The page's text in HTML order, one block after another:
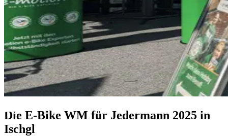
Die E-Bike WM für Jedermann 2025 in
Ischgl